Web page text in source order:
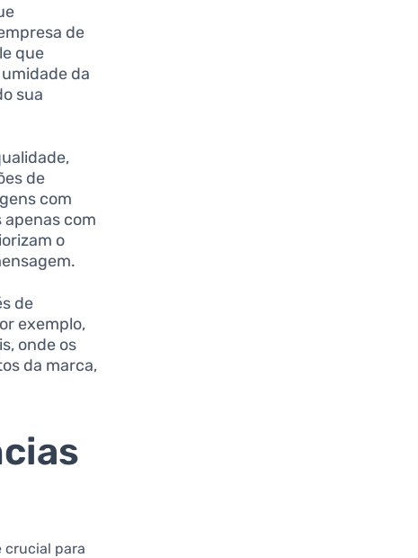
de
que
da
sua
de
com
apenas com
o
de
exemplo,
onde os
da marca,
crucial para